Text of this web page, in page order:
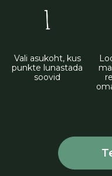
1
Vali asukoht, kus
punkte lunastada
soovid